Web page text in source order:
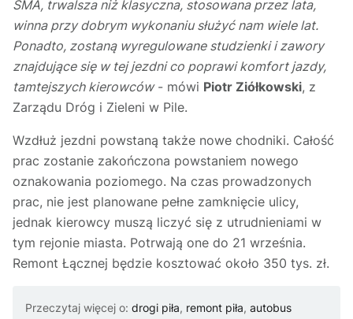
SMA, trwalsza niż klasyczna, stosowana przez lata,
winna przy dobrym wykonaniu służyć nam wiele lat.
Ponadto, zostaną wyregulowane studzienki i zawory
znajdujące się w tej jezdni co poprawi komfort jazdy,
tamtejszych kierowców- mówi Piotr Ziółkowski, z
Zarządu Dróg i Zieleni w Pile.
Wzdłuż jezdni powstaną także nowe chodniki. Całość
prac zostanie zakończona powstaniem nowego
oznakowania poziomego. Na czas prowadzonych
prac, nie jest planowane pełne zamknięcie ulicy,
jednak kierowcy muszą liczyć się z utrudnieniami w
tym rejonie miasta. Potrwają one do 21 września.
Remont Łącznej będzie kosztować około 350 tys. zł.
Przeczytaj więcej o: drogi piła, remont piła, autobus